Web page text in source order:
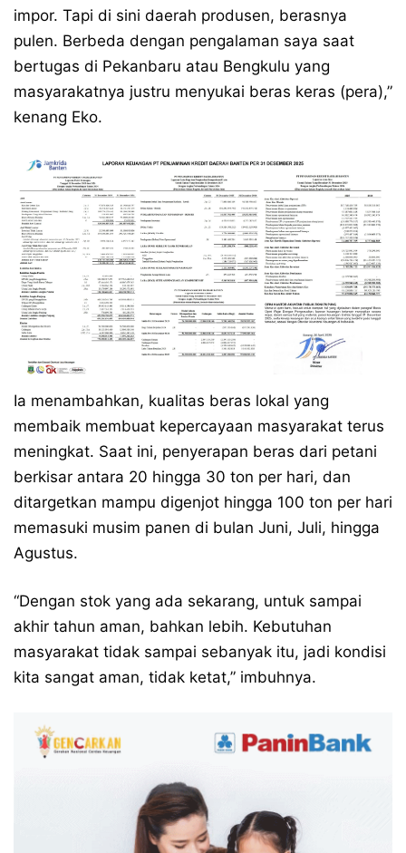
impor. Tapi di sini daerah produsen, berasnya
pulen. Berbeda dengan pengalaman saya saat
bertugas di Pekanbaru atau Bengkulu yang
masyarakatnya justru menyukai beras keras (pera),”
kenang Eko.
Ia menambahkan, kualitas beras lokal yang
membaik membuat kepercayaan masyarakat terus
meningkat. Saat ini, penyerapan beras dari petani
berkisar antara 20 hingga 30 ton per hari, dan
ditargetkan mampu digenjot hingga 100 ton per hari
memasuki musim panen di bulan Juni, Juli, hingga
Agustus.
“Dengan stok yang ada sekarang, untuk sampai
akhir tahun aman, bahkan lebih. Kebutuhan
masyarakat tidak sampai sebanyak itu, jadi kondisi
kita sangat aman, tidak ketat,” imbuhnya.